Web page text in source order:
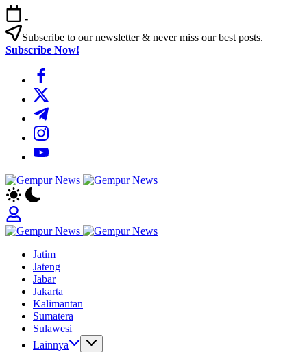
Skip
to
content
-
Subscribe to our newsletter & never miss our best posts.
Subscribe Now!
https://www.facebook.com/
https://twitter.com/
https://t.me/
https://www.instagram.com/
https://youtube.com/
Gempur
Jelajah
Informasi
Dunia
Tanpa
Gempur
Informasi
Dunia
Tanpa
Batas
Jatim
Jateng
Jabar
Jakarta
Kalimantan
Sumatera
Sulawesi
Lainnya